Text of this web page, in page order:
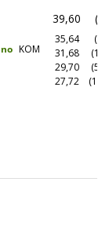
KOM
39,60
35,64
31,68
29,70
27,72